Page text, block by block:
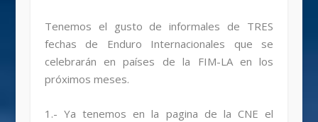
Tenemos el gusto de informales de TRES
fechas de Enduro Internacionales que se
celebrarán en países de la FIM-LA en los
próximos meses.
1.- Ya tenemos en la pagina de la CNE el